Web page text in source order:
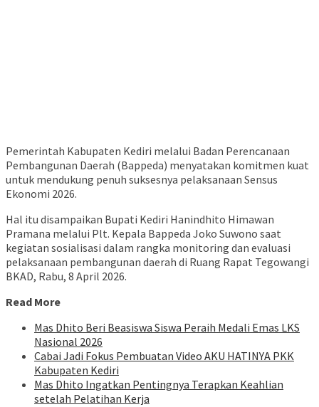
Pemerintah Kabupaten Kediri melalui Badan Perencanaan
Pembangunan Daerah (Bappeda) menyatakan komitmen kuat
untuk mendukung penuh suksesnya pelaksanaan Sensus
Ekonomi 2026.
Hal itu disampaikan Bupati Kediri Hanindhito Himawan
Pramana melalui Plt. Kepala Bappeda Joko Suwono saat
kegiatan sosialisasi dalam rangka monitoring dan evaluasi
pelaksanaan pembangunan daerah di Ruang Rapat Tegowangi
BKAD, Rabu, 8 April 2026.
Read More
Mas Dhito Beri Beasiswa Siswa Peraih Medali Emas LKS
Nasional 2026
Cabai Jadi Fokus Pembuatan Video AKU HATINYA PKK
Kabupaten Kediri
Mas Dhito Ingatkan Pentingnya Terapkan Keahlian
setelah Pelatihan Kerja